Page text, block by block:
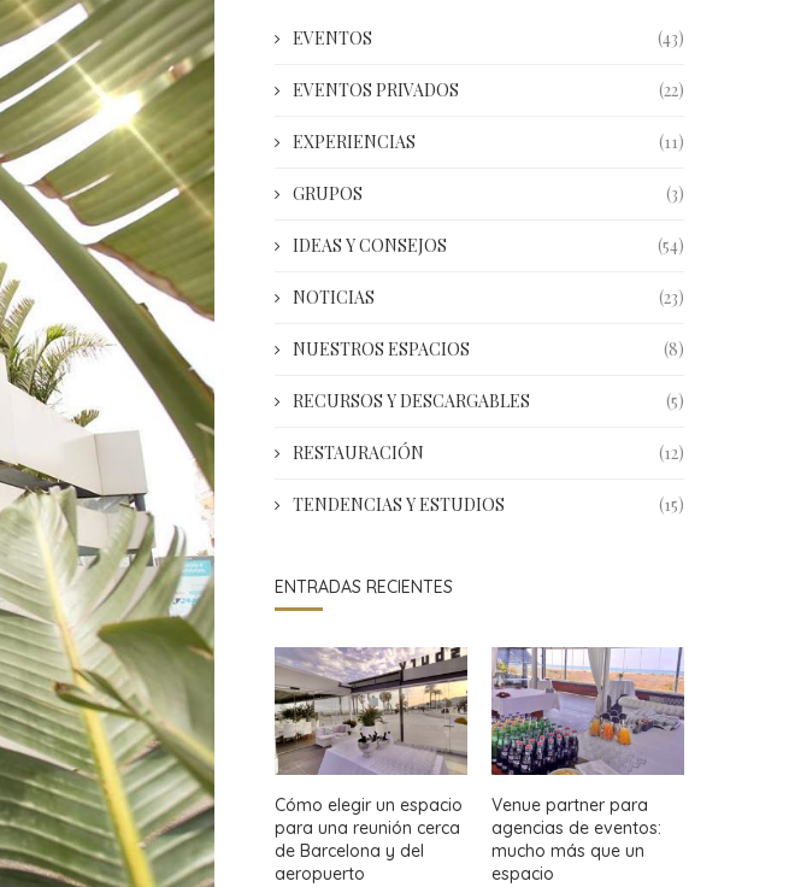
EVENTOS (43)
EVENTOS PRIVADOS (22)
EXPERIENCIAS (11)
GRUPOS (3)
IDEAS Y CONSEJOS (54)
NOTICIAS (23)
NUESTROS ESPACIOS (8)
RECURSOS Y DESCARGABLES (5)
RESTAURACIÓN (12)
TENDENCIAS Y ESTUDIOS (15)
ENTRADAS RECIENTES
Cómo elegir un espacio
para una reunión cerca
de Barcelona y del
aeropuerto
Venue partner para
agencias de eventos:
mucho más que un
espacio